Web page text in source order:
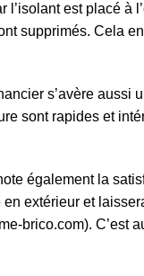
l’isolant est placé à
supprimés. Cela
s’avère aussi
sont rapides et
également la
en extérieur et
brico.com). C’est